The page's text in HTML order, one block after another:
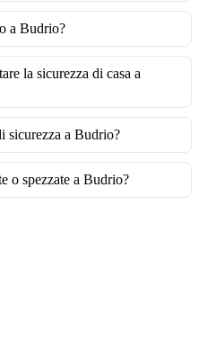
a Budrio?
la sicurezza di casa a
sicurezza a Budrio?
o spezzate a Budrio?